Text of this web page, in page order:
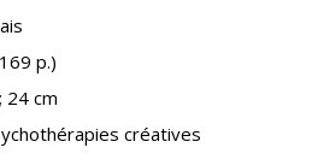
p.)
24 cm
créatives